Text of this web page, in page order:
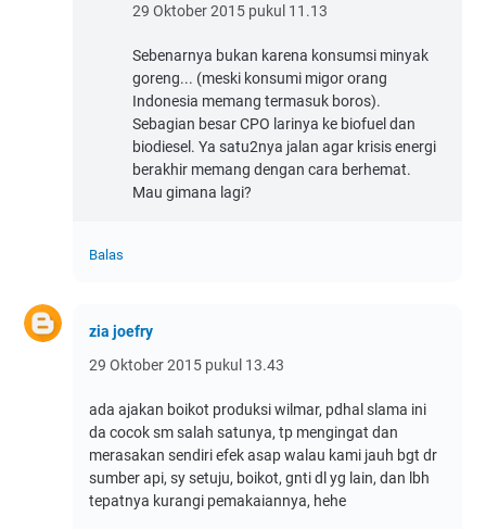
29 Oktober 2015 pukul 11.13
Sebenarnya bukan karena konsumsi minyak
goreng... (meski konsumi migor orang
Indonesia memang termasuk boros).
Sebagian besar CPO larinya ke biofuel dan
biodiesel. Ya satu2nya jalan agar krisis energi
berakhir memang dengan cara berhemat.
Mau gimana lagi?
Balas
zia joefry
29 Oktober 2015 pukul 13.43
ada ajakan boikot produksi wilmar, pdhal slama ini
da cocok sm salah satunya, tp mengingat dan
merasakan sendiri efek asap walau kami jauh bgt dr
sumber api, sy setuju, boikot, gnti dl yg lain, dan lbh
tepatnya kurangi pemakaiannya, hehe